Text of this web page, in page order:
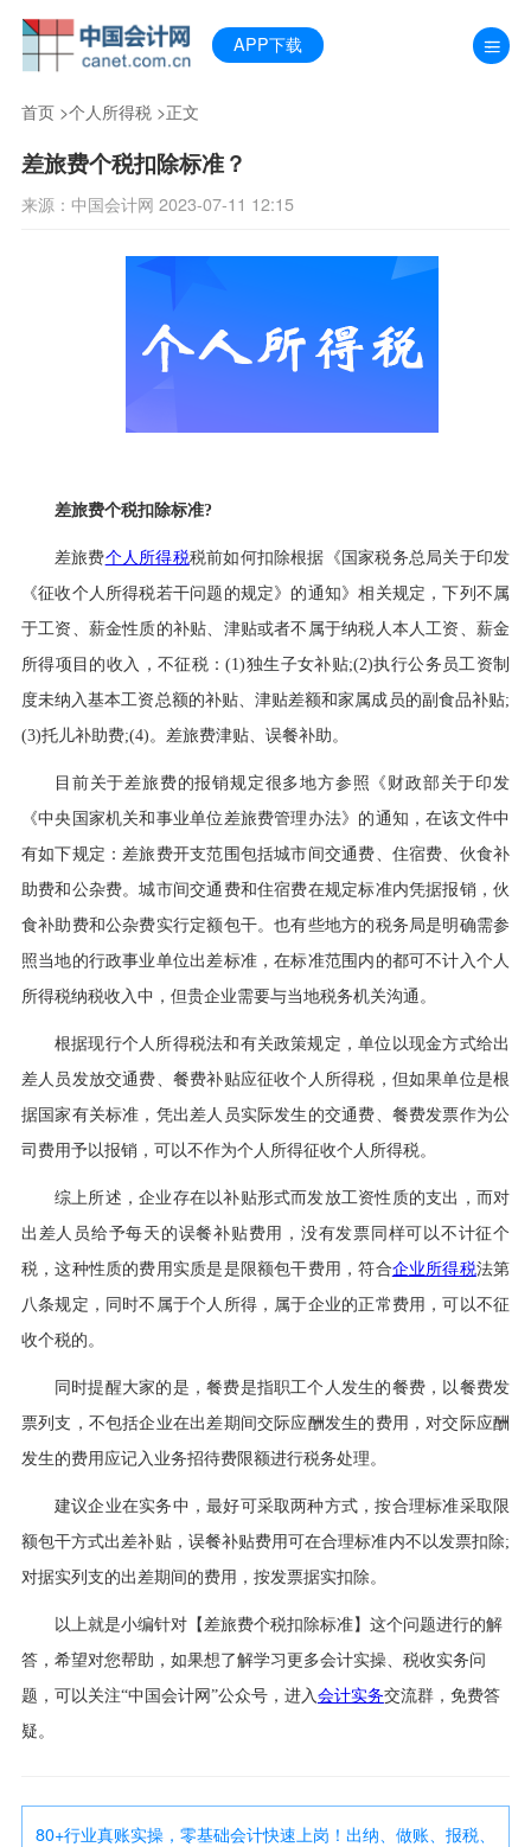
APP下载
首页>个人所得税>正文
差旅费个税扣除标准？
来源：中国会计网 2023-07-11 12:15
差旅费个税扣除标准?
差旅费个人所得税税前如何扣除根据《国家税务总局关于印发
《征收个人所得税若干问题的规定》的通知》相关规定，下列不属
于工资、薪金性质的补贴、津贴或者不属于纳税人本人工资、薪金
所得项目的收入，不征税：(1)独生子女补贴;(2)执行公务员工资制
度未纳入基本工资总额的补贴、津贴差额和家属成员的副食品补贴;
(3)托儿补助费;(4)。差旅费津贴、误餐补助。
目前关于差旅费的报销规定很多地方参照《财政部关于印发
《中央国家机关和事业单位差旅费管理办法》的通知，在该文件中
有如下规定：差旅费开支范围包括城市间交通费、住宿费、伙食补
助费和公杂费。城市间交通费和住宿费在规定标准内凭据报销，伙
食补助费和公杂费实行定额包干。也有些地方的税务局是明确需参
照当地的行政事业单位出差标准，在标准范围内的都可不计入个人
所得税纳税收入中，但贵企业需要与当地税务机关沟通。
根据现行个人所得税法和有关政策规定，单位以现金方式给出
差人员发放交通费、餐费补贴应征收个人所得税，但如果单位是根
据国家有关标准，凭出差人员实际发生的交通费、餐费发票作为公
司费用予以报销，可以不作为个人所得征收个人所得税。
综上所述，企业存在以补贴形式而发放工资性质的支出，而对
出差人员给予每天的误餐补贴费用，没有发票同样可以不计征个
税，这种性质的费用实质是是限额包干费用，符合企业所得税法第
八条规定，同时不属于个人所得，属于企业的正常费用，可以不征
收个税的。
同时提醒大家的是，餐费是指职工个人发生的餐费，以餐费发
票列支，不包括企业在出差期间交际应酬发生的费用，对交际应酬
发生的费用应记入业务招待费限额进行税务处理。
建议企业在实务中，最好可采取两种方式，按合理标准采取限
额包干方式出差补贴，误餐补贴费用可在合理标准内不以发票扣除;
对据实列支的出差期间的费用，按发票据实扣除。
以上就是小编针对【差旅费个税扣除标准】这个问题进行的解
答，希望对您帮助，如果想了解学习更多会计实操、税收实务问
题，可以关注“中国会计网”公众号，进入 会计实务交流群，免费答
疑。
80+行业真账实操，零基础会计快速上岗！出纳、做账、报税、